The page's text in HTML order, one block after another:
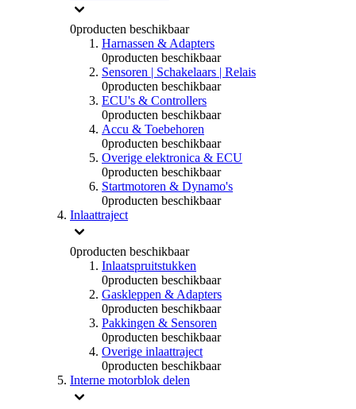
0producten beschikbaar
Harnassen & Adapters
0producten beschikbaar
Sensoren | Schakelaars | Relais
0producten beschikbaar
ECU's & Controllers
0producten beschikbaar
Accu & Toebehoren
0producten beschikbaar
Overige elektronica & ECU
0producten beschikbaar
Startmotoren & Dynamo's
0producten beschikbaar
Inlaattraject
0producten beschikbaar
Inlaatspruitstukken
0producten beschikbaar
Gaskleppen & Adapters
0producten beschikbaar
Pakkingen & Sensoren
0producten beschikbaar
Overige inlaattraject
0producten beschikbaar
Interne motorblok delen